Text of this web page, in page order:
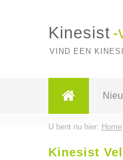
Kinesist -
VIND EEN
U bent nu hier: Home
Kinesist